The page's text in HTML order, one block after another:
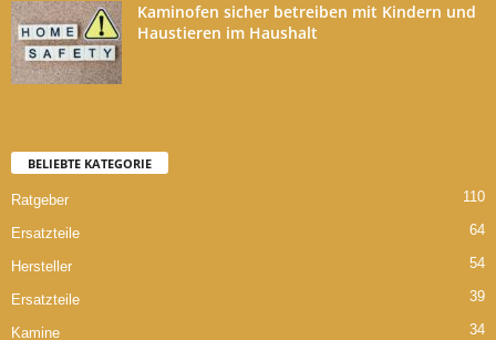
Kaminofen sicher betreiben mit Kindern und
Haustieren im Haushalt
BELIEBTE KATEGORIE
Ratgeber 110
Ersatzteile 64
Hersteller 54
Ersatzteile 39
Kamine 34